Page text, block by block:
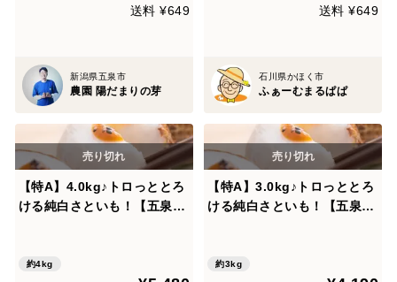
送料 ¥649
新潟県五泉市
農園 陽だまりの芽
送料 ¥649
石川県かほく市
ふぁーむまるぱぱ
【特A】4.0kg♪トロっととろ
ける純白さといも！【五泉里
約4kg
【特A】3.0kg♪トロっととろ
ける純白さといも！【五泉里
約3kg